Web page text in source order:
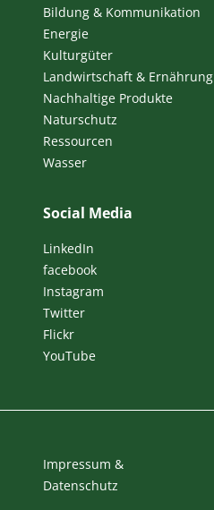
Bildung & Kommunikation
Energie
Kulturgüter
Landwirtschaft & Ernährung
Nachhaltige Produkte
Naturschutz
Ressourcen
Wasser
Social Media
LinkedIn
facebook
Instagram
Twitter
Flickr
YouTube
Impressum &
Datenschutz